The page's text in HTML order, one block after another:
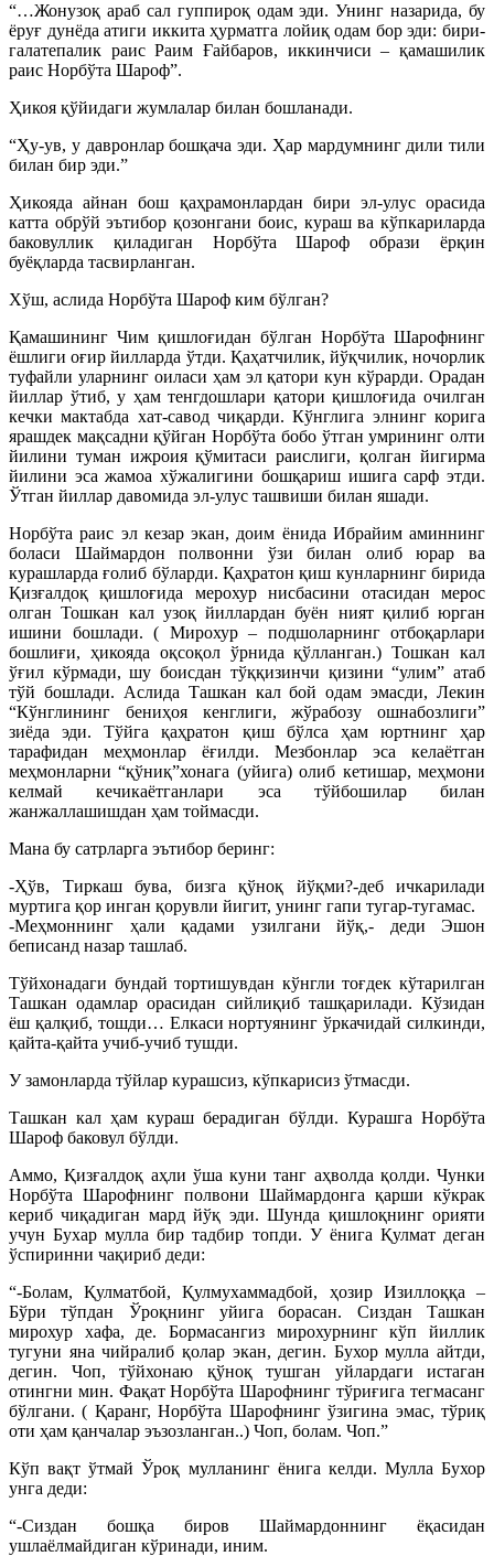
“…Жонузоқ араб сал гуппироқ одам эди. Унинг назарида, бу
ёруғ дунёда атиги иккита ҳурматга лойиқ одам бор эди: бири-
галатепалик раис Раим Ғайбаров, иккинчиси – қамашилик
раис Норбўта Шароф”.
Ҳикоя қўйидаги жумлалар билан бошланади.
“Ҳу-ув, у давронлар бошқача эди. Ҳар мардумнинг дили тили
билан бир эди.”
Ҳикояда айнан бош қаҳрамонлардан бири эл-улус орасида
катта обрўй эътибор қозонгани боис, кураш ва кўпкариларда
баковуллик қиладиган Норбўта Шароф образи ёрқин
буёқларда тасвирланган.
Хўш, аслида Норбўта Шароф ким бўлган?
Қамашининг Чим қишлоғидан бўлган Норбўта Шарофнинг
ёшлиги оғир йилларда ўтди. Қаҳатчилик, йўқчилик, ночорлик
туфайли уларнинг оиласи ҳам эл қатори кун кўрарди. Орадан
йиллар ўтиб, у ҳам тенгдошлари қатори қишлоғида очилган
кечки мактабда хат-савод чиқарди. Кўнглига элнинг корига
ярашдек мақсадни қўйган Норбўта бобо ўтган умрининг олти
йилини туман ижроия қўмитаси раислиги, қолган йигирма
йилини эса жамоа хўжалигини бошқариш ишига сарф этди.
Ўтган йиллар давомида эл-улус ташвиши билан яшади.
Норбўта раис эл кезар экан, доим ёнида Ибрайим аминнинг
боласи Шаймардон полвонни ўзи билан олиб юрар ва
курашларда ғолиб бўларди. Қаҳратон қиш кунларнинг бирида
Қизғалдоқ қишлоғида мерохур нисбасини отасидан мерос
олган Тошкан кал узоқ йиллардан буён ният қилиб юрган
ишини бошлади. ( Мирохур – подшоларнинг отбоқарлари
бошлиғи, ҳикояда оқсоқол ўрнида қўлланган.) Тошкан кал
ўғил кўрмади, шу боисдан тўққизинчи қизини “улим” атаб
тўй бошлади. Аслида Ташкан кал бой одам эмасди, Лекин
“Кўнглининг бениҳоя кенглиги, жўрабозу ошнабозлиги”
зиёда эди. Тўйга қаҳратон қиш бўлса ҳам юртнинг ҳар
тарафидан меҳмонлар ёғилди. Мезбонлар эса келаётган
меҳмонларни “қўниқ”хонага (уйига) олиб кетишар, меҳмони
келмай кечикаётганлари эса тўйбошилар билан
жанжаллашишдан ҳам тоймасди.
Мана бу сатрларга эътибор беринг:
-Ҳўв, Тиркаш бува, бизга қўноқ йўқми?-деб ичкарилади
муртига қор инган қорувли йигит, унинг гапи тугар-тугамас.
-Меҳмоннинг ҳали қадами узилгани йўқ,- деди Эшон
беписанд назар ташлаб.
Тўйхонадаги бундай тортишувдан кўнгли тоғдек кўтарилган
Ташкан одамлар орасидан сийлиқиб ташқарилади. Кўзидан
ёш қалқиб, тошди… Елкаси нортуянинг ўркачидай силкинди,
қайта-қайта учиб-учиб тушди.
У замонларда тўйлар курашсиз, кўпкарисиз ўтмасди.
Ташкан кал ҳам кураш берадиган бўлди. Курашга Норбўта
Шароф баковул бўлди.
Аммо, Қизғалдоқ аҳли ўша куни танг аҳволда қолди. Чунки
Норбўта Шарофнинг полвони Шаймардонга қарши кўкрак
кериб чиқадиган мард йўқ эди. Шунда қишлоқнинг орияти
учун Бухар мулла бир тадбир топди. У ёнига Қулмат деган
ўспиринни чақириб деди:
“-Болам, Қулматбой, Қулмухаммадбой, ҳозир Изиллоққа –
Бўри тўпдан Ўроқнинг уйига борасан. Сиздан Ташкан
мирохур хафа, де. Бормасангиз мирохурнинг кўп йиллик
тугуни яна чийралиб қолар экан, дегин. Бухор мулла айтди,
дегин. Чоп, тўйхонаю қўноқ тушган уйлардаги истаган
отингни мин. Фақат Норбўта Шарофнинг тўриғига тегмасанг
бўлгани. ( Қаранг, Норбўта Шарофнинг ўзигина эмас, тўриқ
оти ҳам қанчалар эъзозланган..) Чоп, болам. Чоп.”
Кўп вақт ўтмай Ўроқ мулланинг ёнига келди. Мулла Бухор
унга деди:
“-Сиздан бошқа биров Шаймардоннинг ёқасидан
ушлаёлмайдиган кўринади, иним.